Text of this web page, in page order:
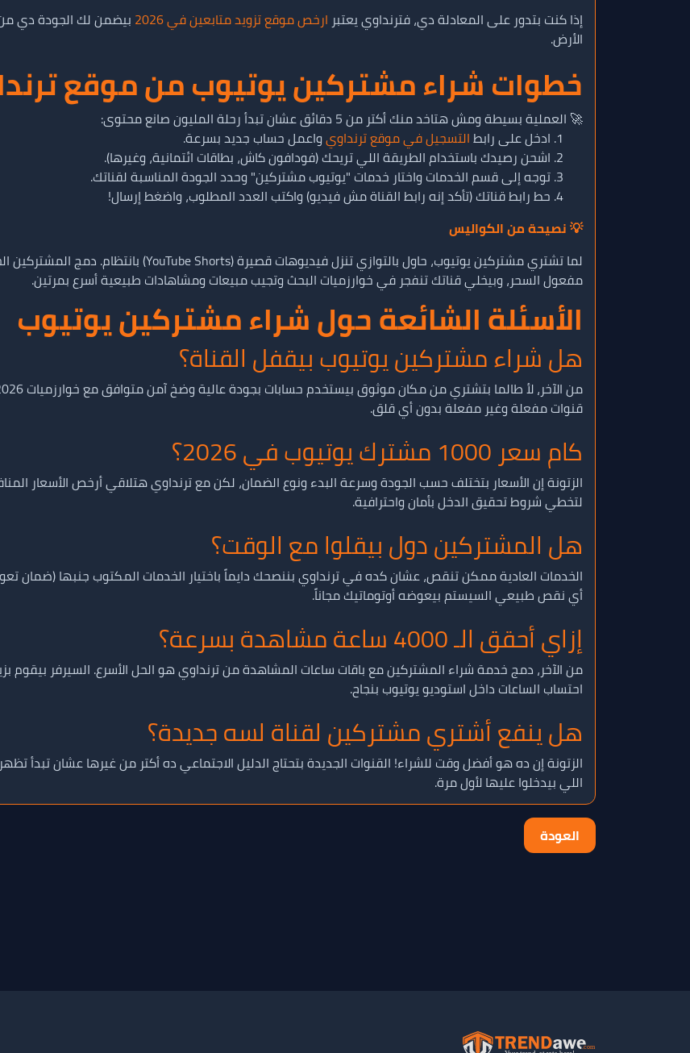
إذا كنت بتدور على المعادلة دي، فترنداوي يعتبر ارخص موقع تزويد متابعين في 2026
بيضمن لك الجودة دي
الأرض.
خطوات شراء مشتركين يوتيوب من موقع
🚀 العملية بسيطة ومش هتاخد منك أكتر من 5 دقائق عشان تبدأ رحلة المليون صانع محتوى:
ادخل على رابطالتسجيل في موقع ترنداويواعمل حساب جديد بسرعة.
اشحن رصيدك باستخدام الطريقة اللي تريحك (فودافون كاش، بطاقات ائتمانية، وغيرها).
توجه إلى قسم الخدمات واختار خدمات "يوتيوب مشتركين" وحدد الجودة المناسبة لقناتك.
حط رابط قناتك (تأكد إنه رابط القناة مش فيديو) واكتب العدد المطلوب، واضغط إرسال!
💡 نصيحة من الكواليس
مفعول السحر، وبيخلي قناتك تنفجر في خوارزميات البحث وتجيب مبيعات ومشاهادات طبيعية أسرع بمرتين.
الأسئلة الشائعة حول شراء مشتركين يوتيوب
هل شراء مشتركين يوتيوب بيقفل القناة؟
قنوات مفعلة وغير مفعلة بدون أي قلق.
كام سعر 1000 مشترك يوتيوب في 2026؟
الزتونة إن الأسعار بتختلف حسب الجودة وسرعة البدء ونوع الضمان، لكن مع ترنداوي هتلاقي أرخص الأسعار
لتخطي شروط تحقيق الدخل بأمان واحترافية.
هل المشتركين دول بيقلوا مع الوقت؟
أي نقص طبيعي السيستم بيعوضه أوتوماتيك مجاناً.
إزاي أحقق الـ 4000 ساعة مشاهدة بسرعة؟
من الآخر، دمج خدمة شراء المشتركين مع باقات ساعات المشاهدة من ترنداوي هو الحل الأسرع. السيرفر
احتساب الساعات داخل استوديو يوتيوب بنجاح.
هل ينفع أشتري مشتركين لقناة لسه جديدة؟
الزتونة إن ده هو أفضل وقت للشراء! القنوات الجديدة بتحتاج الدليل الاجتماعي ده أكتر من غيرها عشان
اللي بيدخلوا عليها لأول مرة.
العودة